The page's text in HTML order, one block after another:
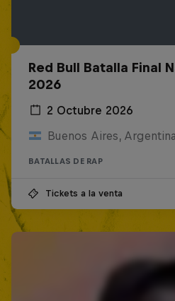
Red Bull Batalla Final
2026
2 Octubre 2026
Buenos Aires, Argentina
BATALLAS DE RAP
Tickets a la venta